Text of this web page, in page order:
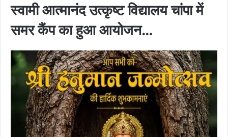
स्वामी आत्मानंद उत्कृष्ट विद्यालय चांपा में
समर कैंप का हुआ आयोजन…